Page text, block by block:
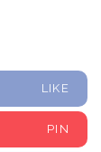
LIKE
PIN